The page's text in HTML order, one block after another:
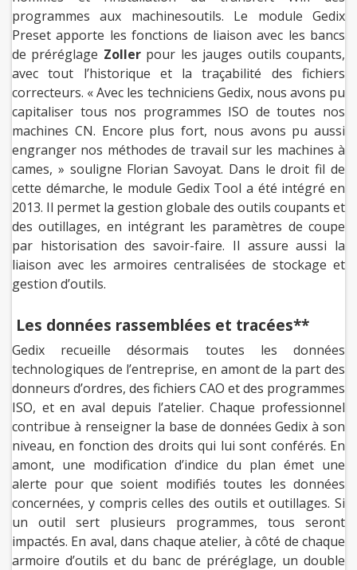
programmes aux machinesoutils. Le module Gedix
Preset apporte les fonctions de liaison avec les bancs
de préréglage Zollerpour les jauges outils coupants,
avec tout l’historique et la traçabilité des fichiers
correcteurs. « Avec les techniciens Gedix, nous avons pu
capitaliser tous nos programmes ISO de toutes nos
machines CN. Encore plus fort, nous avons pu aussi
engranger nos méthodes de travail sur les machines à
cames, » souligne Florian Savoyat. Dans le droit fil de
cette démarche, le module Gedix Tool a été intégré en
2013. Il permet la gestion globale des outils coupants et
des outillages, en intégrant les paramètres de coupe
par historisation des savoir-faire. Il assure aussi la
liaison avec les armoires centralisées de stockage et
gestion d’outils.
Les données rassemblées et tracées**
Gedix recueille désormais toutes les données
technologiques de l’entreprise, en amont de la part des
donneurs d’ordres, des fichiers CAO et des programmes
ISO, et en aval depuis l’atelier. Chaque professionnel
contribue à renseigner la base de données Gedix à son
niveau, en fonction des droits qui lui sont conférés. En
amont, une modification d’indice du plan émet une
alerte pour que soient modifiés toutes les données
concernées, y compris celles des outils et outillages. Si
un outil sert plusieurs programmes, tous seront
impactés. En aval, dans chaque atelier, à côté de chaque
armoire d’outils et du banc de préréglage, un double